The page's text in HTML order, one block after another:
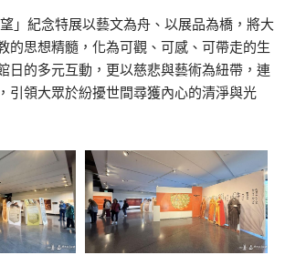
望」紀念特展以藝文為舟、以展品為橋，將大
的思想精髓，化為可觀、可感、可帶走的生
日的多元互動，更以慈悲與藝術為紐帶，連
引領大眾於紛擾世間尋獲內心的清淨與光